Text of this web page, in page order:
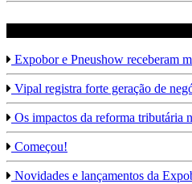
Expobor e Pneushow receberam
Vipal registra forte geração de
Os impactos da reforma tributária
Começou!
Novidades e lançamentos da